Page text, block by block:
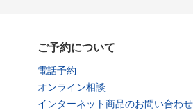
ご予約について
電話予約
オンライン相談
インターネット商品のお問い合わせ